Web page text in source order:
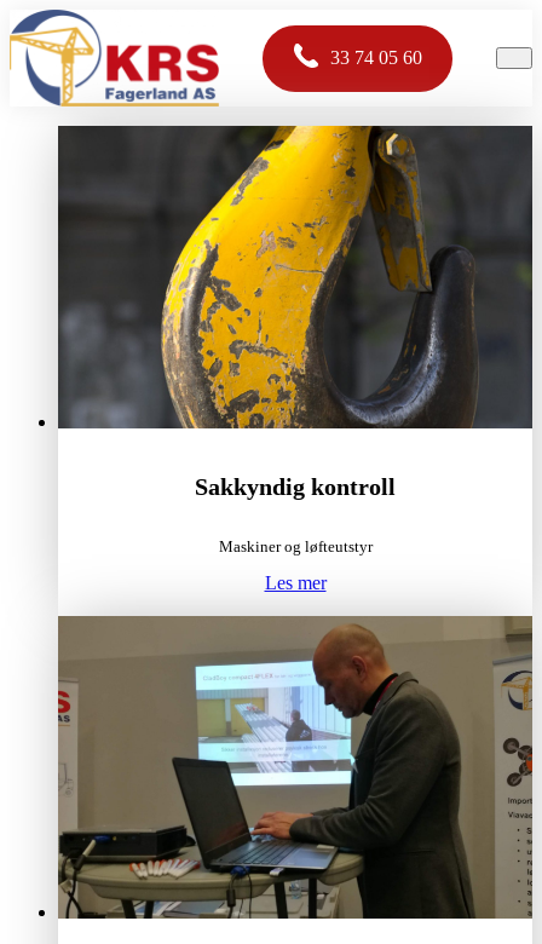
33 74 05 60
Sakkyndig kontroll
Maskiner og løfteutstyr
Les mer